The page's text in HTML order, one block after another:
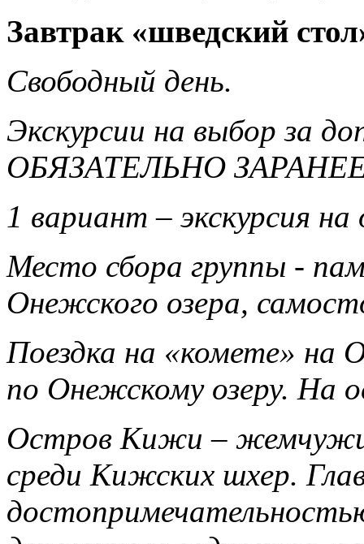
Завтрак «шведский
Свободный день.
Экскурсии на выбор за
ОБЯЗАТЕЛЬНО
1 вариант – экскурсия
Место сбора группы -
Онежского озера,
Поездка на «комете»
по Онежскому озеру. На
Остров Кижи –
среди Кижских шхер.